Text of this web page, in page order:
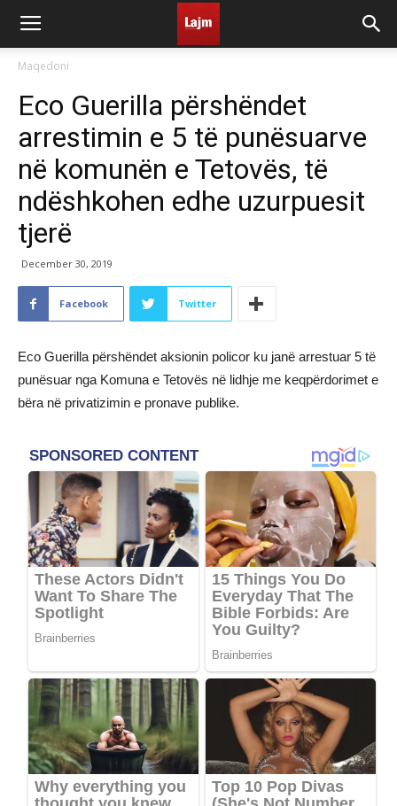
Maqedoni
Eco Guerilla përshëndet
arrestimin e 5 të punësuarve
në komunën e Tetovës, të
ndëshkohen edhe uzurpuesit
tjerë
December 30, 2019
Facebook Twitter
Eco Guerilla përshëndet aksionin policor ku janë arrestuar 5 të
punësuar nga Komuna e Tetovës në lidhje me keqpërdorimet e
bëra në privatizimin e pronave publike.